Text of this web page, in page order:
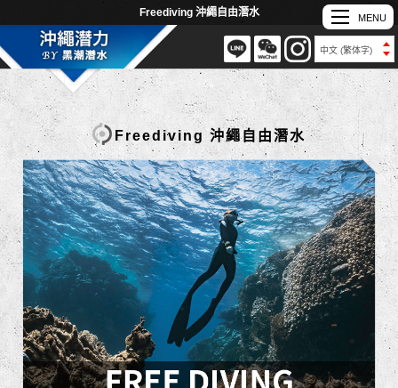
Freediving 沖繩自由潛水
Freediving 沖繩自由潛水